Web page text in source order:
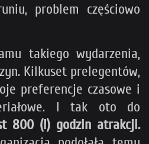
problem częściowo
takiego wydarzenia,
Kilkuset prelegentów,
preferencje czasowe i
I tak oto do
800 (!) godzin atrakcji.